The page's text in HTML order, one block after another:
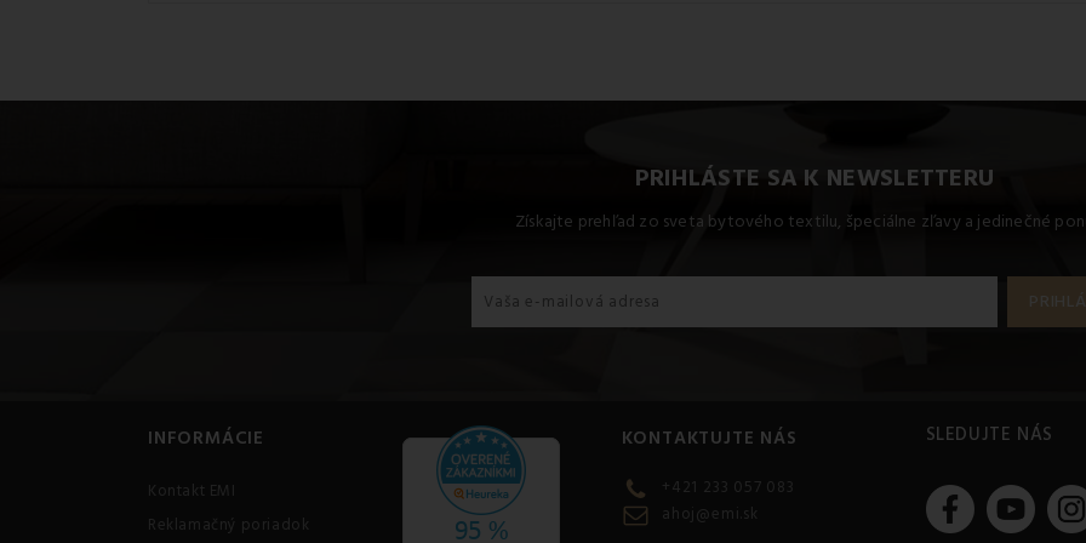
PRIHLÁSTE SA K NEWSLETTERU
Získajte prehľad zo sveta bytového textilu, špeciálne zľavy a jedinečné
INFORMÁCIE
Kontakt EMI
Reklamačný poriadok
KONTAKTUJTE NÁS
+421 233 057 083
ahoj@emi.sk
SLEDUJTE NÁS